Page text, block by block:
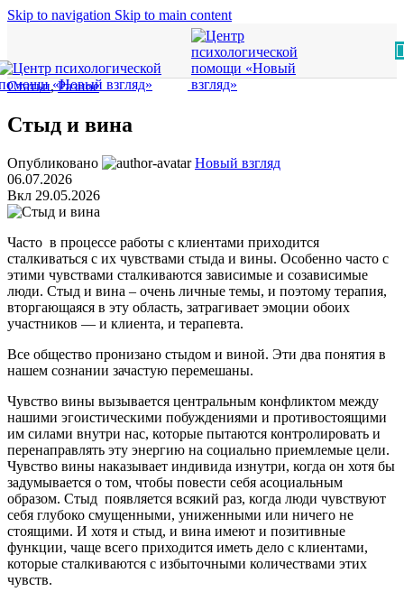
Skip to navigation Skip to main content
Статьи,Разное
Стыд и вина
Опубликовано
Новый взгляд
06.07.2026
Вкл 29.05.2026
Часто в процессе работы с клиентами приходится
сталкиваться с их чувствами стыда и вины. Особенно часто с
этими чувствами сталкиваются зависимые и созависимые
люди. Стыд и вина – очень личные темы, и поэтому терапия,
вторгающаяся в эту область, затрагивает эмоции обоих
участников — и клиента, и терапевта.
Все общество пронизано стыдом и виной. Эти два понятия в
нашем сознании зачастую перемешаны.
Чувство вины вызывается центральным конфликтом между
нашими эгоистическими побуждениями и противостоящими
им силами внутри нас, которые пытаются контролировать и
перенаправлять эту энергию на социально приемлемые цели.
Чувство вины наказывает индивида изнутри, когда он хотя бы
задумывается о том, чтобы повести себя асоциальным
образом. Стыд появляется всякий раз, когда люди чувствуют
себя глубоко смущенными, униженными или ничего не
стоящими. И хотя и стыд, и вина имеют и позитивные
функции, чаще всего приходится иметь дело с клиентами,
которые сталкиваются с избыточными количествами этих
чувств.